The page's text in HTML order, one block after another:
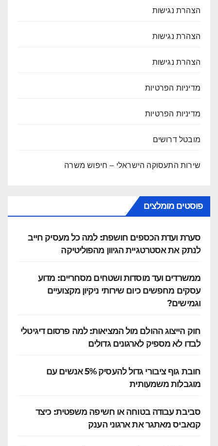
הצהרת נגישות
הצהרת נגישות
הצהרת נגישות
מדיניות הפרטיות
מדיניות הפרטיות
מובטל דרושים
שירות התעסוקה הישראלי – חיפוש משרה
פוסטים מומלצים
סערת ועדת הכספים חושפת: למה כל מעסיק חייב
לנתק את אסטרטגיית הגיוון מהפוליטיקה
ממשרדים ועד מוסדות ושטחים מסחריים: מדוע
עסקים מחפשים כיום שירותי ניקיון מקצועיים
וגמישים?
חוק הייצוג ההולם מול המציאות: למה פרסום דיגיטלי
לבדו לא מספיק לארגונים גדולים
חובת גוף ציבורי גדול להעסיק 5% אנשים עם
מוגבלות משמעותית
סביבת עבודה בטוחה או חשיפה משפטית: כיצד
קנאביס מאתגר את ארגוני הענק